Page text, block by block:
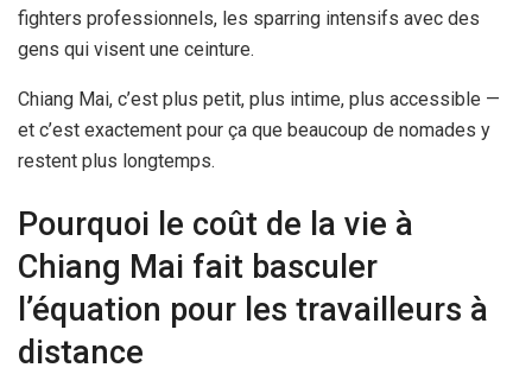
fighters professionnels, les sparring intensifs avec des
gens qui visent une ceinture.
Chiang Mai, c’est plus petit, plus intime, plus accessible —
et c’est exactement pour ça que beaucoup de nomades y
restent plus longtemps.
Pourquoi le coût de la vie à
Chiang Mai fait basculer
l’équation pour les travailleurs à
distance